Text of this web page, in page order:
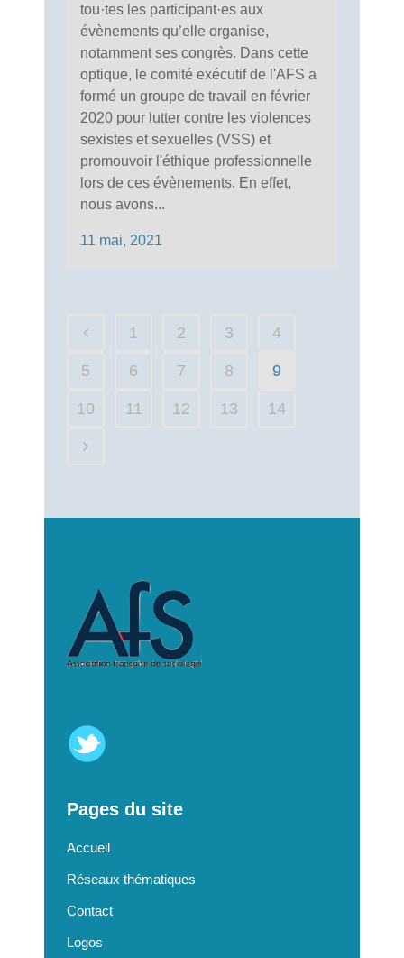
tou·tes les participant·es aux
évènements qu’elle organise,
notamment ses congrès. Dans cette
optique, le comité exécutif de l'AFS a
formé un groupe de travail en février
2020 pour lutter contre les violences
sexistes et sexuelles (VSS) et
promouvoir l'éthique professionnelle
lors de ces évènements. En effet,
nous avons...
11 mai, 2021
1 2 3 4
5 6 7 8 9
10 11 12 13 14
Pages du site
Accueil
Réseaux thématiques
Contact
Logos